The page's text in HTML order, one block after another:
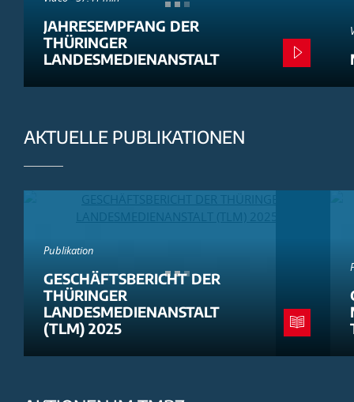
JAHRESEMPFANG DER
THÜRINGER
LANDESMEDIENANSTALT
AKTUELLE PUBLIKATIONEN
Publikation
GESCHÄFTSBERICHT DER
THÜRINGER
LANDESMEDIENANSTALT
(TLM) 2025